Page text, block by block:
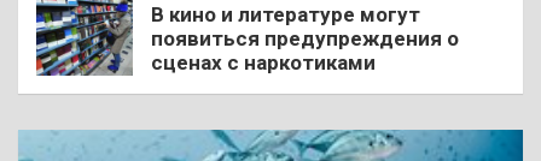
В кино и литературе могут
появиться предупреждения о
сценах с наркотиками